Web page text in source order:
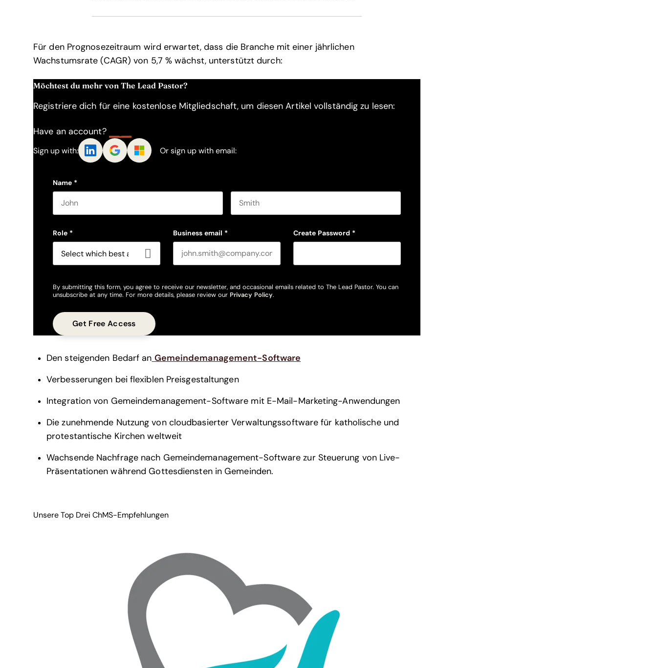
Für den Prognosezeitraum wird erwartet, dass die Branche mit einer jährlichen
Wachstumsrate (CAGR) von 5,7 % wächst, unterstützt durch:
Möchtest du mehr von The Lead Pastor?
Registriere dich für eine kostenlose Mitgliedschaft, um diesen Artikel vollständig zu lesen:
Have an account?
Sign up with: Or sign up with email:
Name *
Role * Business email * Create Password *
By submitting this form, you agree to receive our newsletter, and occasional emails related to The Lead Pastor. You can
unsubscribe at any time. For more details, please review our Privacy Policy.
Den steigenden Bedarf an Gemeindemanagement-Software
Verbesserungen bei flexiblen Preisgestaltungen
Integration von Gemeindemanagement-Software mit E-Mail-Marketing-Anwendungen
Die zunehmende Nutzung von cloudbasierter Verwaltungssoftware für katholische und
protestantische Kirchen weltweit
Wachsende Nachfrage nach Gemeindemanagement-Software zur Steuerung von Live-
Präsentationen während Gottesdiensten in Gemeinden.
Unsere Top Drei ChMS-Empfehlungen